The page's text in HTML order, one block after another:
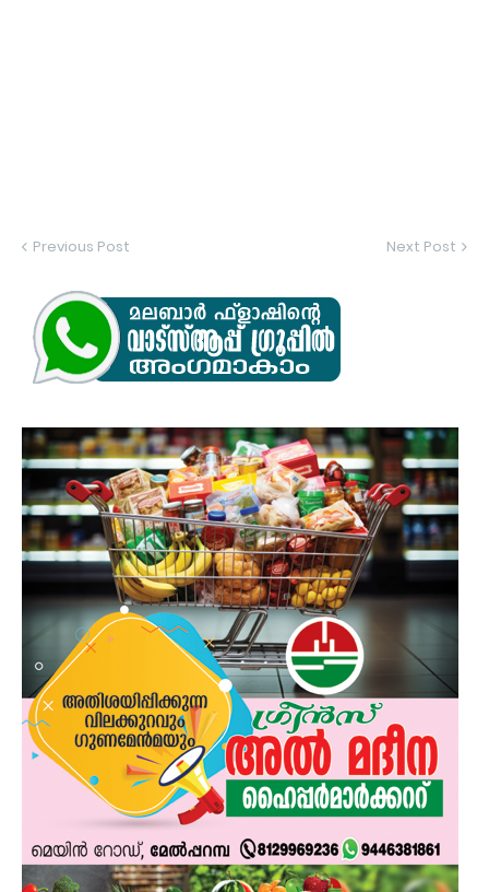
Previous Post Next Post